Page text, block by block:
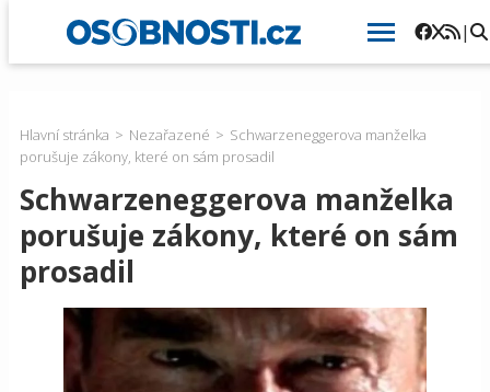
|
Hlavní stránka Nezařazené
Schwarzeneggerova manželka
porušuje zákony, které on sám prosadil
Schwarzeneggerova manželka
porušuje zákony, které on sám
prosadil